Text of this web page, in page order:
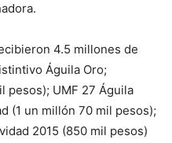
4.5 millones de
Águila Oro;
pesos); UMF 27 Águila
(1 un millón 70 mil pesos);
2015 (850 mil pesos)